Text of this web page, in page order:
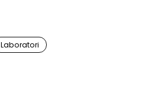
Laboratori